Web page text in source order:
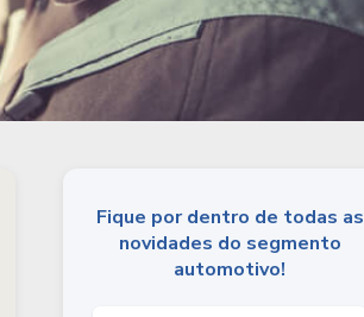
Fique por dentro de todas as
novidades do segmento
automotivo!